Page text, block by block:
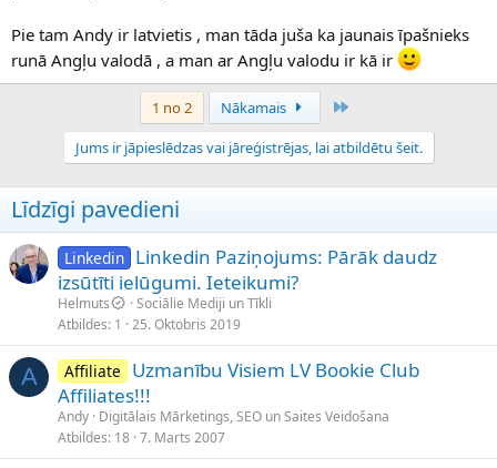
Pie tam Andy ir latvietis , man tāda juša ka jaunais īpašnieks
runā Angļu valodā , a man ar Angļu valodu ir kā ir
1 no 2 Nākamais
Jums ir jāpieslēdzas vai jāreģistrējas, lai atbildētu šeit.
Līdzīgi pavedieni
Linkedin Linkedin Paziņojums: Pārāk daudz
izsūtīti ielūgumi. Ieteikumi?
Helmuts
Sociālie Mediji un Tīkli
Atbildes 1 25. Oktobris 2019
A Affiliate
Uzmanību Visiem LV Bookie Club
Affiliates!!!
Andy Digitālais Mārketings, SEO un Saites Veidošana
Atbildes 18 7. Marts 2007